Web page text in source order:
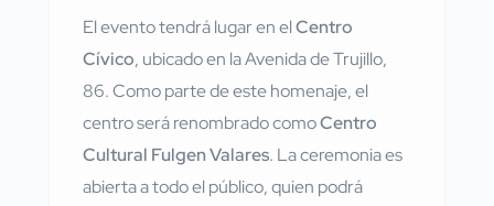
El evento tendrá lugar en elCentro
Cívico, ubicado en la Avenida de Trujillo,
86. Como parte de este homenaje, el
centro será renombrado comoCentro
Cultural Fulgen Valares. La ceremonia es
abierta a todo el público, quien podrá